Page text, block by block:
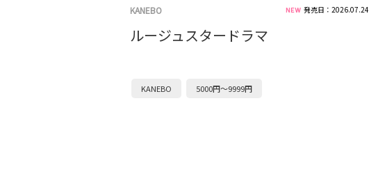
KANEBO 発売日：2026.07.24
ルージュスタードラマ
KANEBO 5000円～9999円